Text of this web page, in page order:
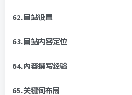
62.网站设置
63.网站内容定位
64.内容撰写经验
65.关键词布局